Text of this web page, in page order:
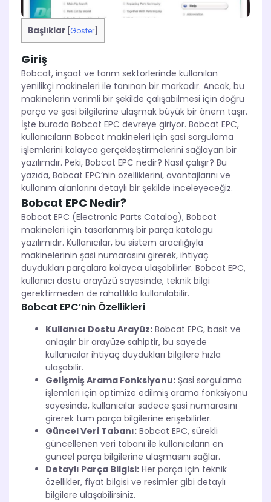
Başlıklar Göster
Giriş
Bobcat, inşaat ve tarım sektörlerinde kullanılan
yenilikçi makineleri ile tanınan bir markadır. Ancak, bu
makinelerin verimli bir şekilde çalışabilmesi için doğru
parça ve şasi bilgilerine ulaşmak büyük bir önem taşır.
İşte burada Bobcat EPC devreye giriyor. Bobcat EPC,
kullanıcıların Bobcat makineleri için şasi sorgulama
işlemlerini kolayca gerçekleştirmelerini sağlayan bir
yazılımdır. Peki, Bobcat EPC nedir? Nasıl çalışır? Bu
yazıda, Bobcat EPC’nin özelliklerini, avantajlarını ve
kullanım alanlarını detaylı bir şekilde inceleyeceğiz.
Bobcat EPC Nedir?
Bobcat EPC (Electronic Parts Catalog), Bobcat
makineleri için tasarlanmış bir parça katalogu
yazılımıdır. Kullanıcılar, bu sistem aracılığıyla
makinelerinin şasi numarasını girerek, ihtiyaç
duydukları parçalara kolayca ulaşabilirler. Bobcat EPC,
kullanıcı dostu arayüzü sayesinde, teknik bilgi
gerektirmeden de rahatlıkla kullanılabilir.
Bobcat EPC’nin Özellikleri
Kullanıcı Dostu Arayüz: Bobcat EPC, basit ve
anlaşılır bir arayüze sahiptir, bu sayede
kullanıcılar ihtiyaç duydukları bilgilere hızla
ulaşabilir.
Gelişmiş Arama Fonksiyonu: Şasi sorgulama
işlemleri için optimize edilmiş arama fonksiyonu
sayesinde, kullanıcılar sadece şasi numarasını
girerek tüm parça bilgilerine erişebilirler.
Güncel Veri Tabanı: Bobcat EPC, sürekli
güncellenen veri tabanı ile kullanıcıların en
güncel parça bilgilerine ulaşmasını sağlar.
Detaylı Parça Bilgisi: Her parça için teknik
özellikler, fiyat bilgisi ve resimler gibi detaylı
bilgilere ulaşabilirsiniz.